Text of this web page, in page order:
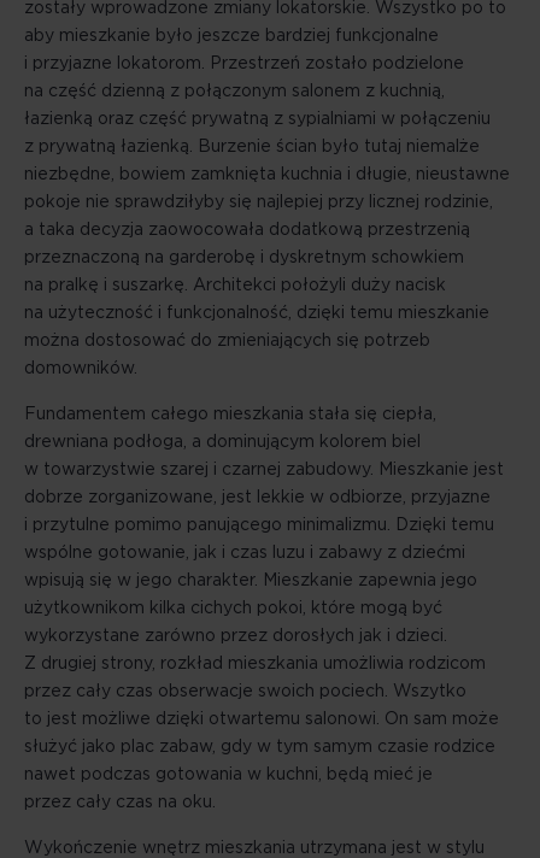
zostały wprowadzone zmiany lokatorskie. Wszystko po to
aby mieszkanie było jeszcze bardziej funkcjonalne
i przyjazne lokatorom. Przestrzeń zostało podzielone
na część dzienną z połączonym salonem z kuchnią,
łazienką oraz część prywatną z sypialniami w połączeniu
z prywatną łazienką. Burzenie ścian było tutaj niemalże
niezbędne, bowiem zamknięta kuchnia i długie, nieustawne
pokoje nie sprawdziłyby się najlepiej przy licznej rodzinie,
a taka decyzja zaowocowała dodatkową przestrzenią
przeznaczoną na garderobę i dyskretnym schowkiem
na pralkę i suszarkę. Architekci położyli duży nacisk
na użyteczność i funkcjonalność, dzięki temu mieszkanie
można dostosować do zmieniających się potrzeb
domowników.
Fundamentem całego mieszkania stała się ciepła,
drewniana podłoga, a dominującym kolorem biel
w towarzystwie szarej i czarnej zabudowy. Mieszkanie jest
dobrze zorganizowane, jest lekkie w odbiorze, przyjazne
i przytulne pomimo panującego minimalizmu. Dzięki temu
wspólne gotowanie, jak i czas luzu i zabawy z dziećmi
wpisują się w jego charakter. Mieszkanie zapewnia jego
użytkownikom kilka cichych pokoi, które mogą być
wykorzystane zarówno przez dorosłych jak i dzieci.
Z drugiej strony, rozkład mieszkania umożliwia rodzicom
przez cały czas obserwacje swoich pociech. Wszytko
to jest możliwe dzięki otwartemu salonowi. On sam może
służyć jako plac zabaw, gdy w tym samym czasie rodzice
nawet podczas gotowania w kuchni, będą mieć je
przez cały czas na oku.
Wykończenie wnętrz mieszkania utrzymana jest w stylu